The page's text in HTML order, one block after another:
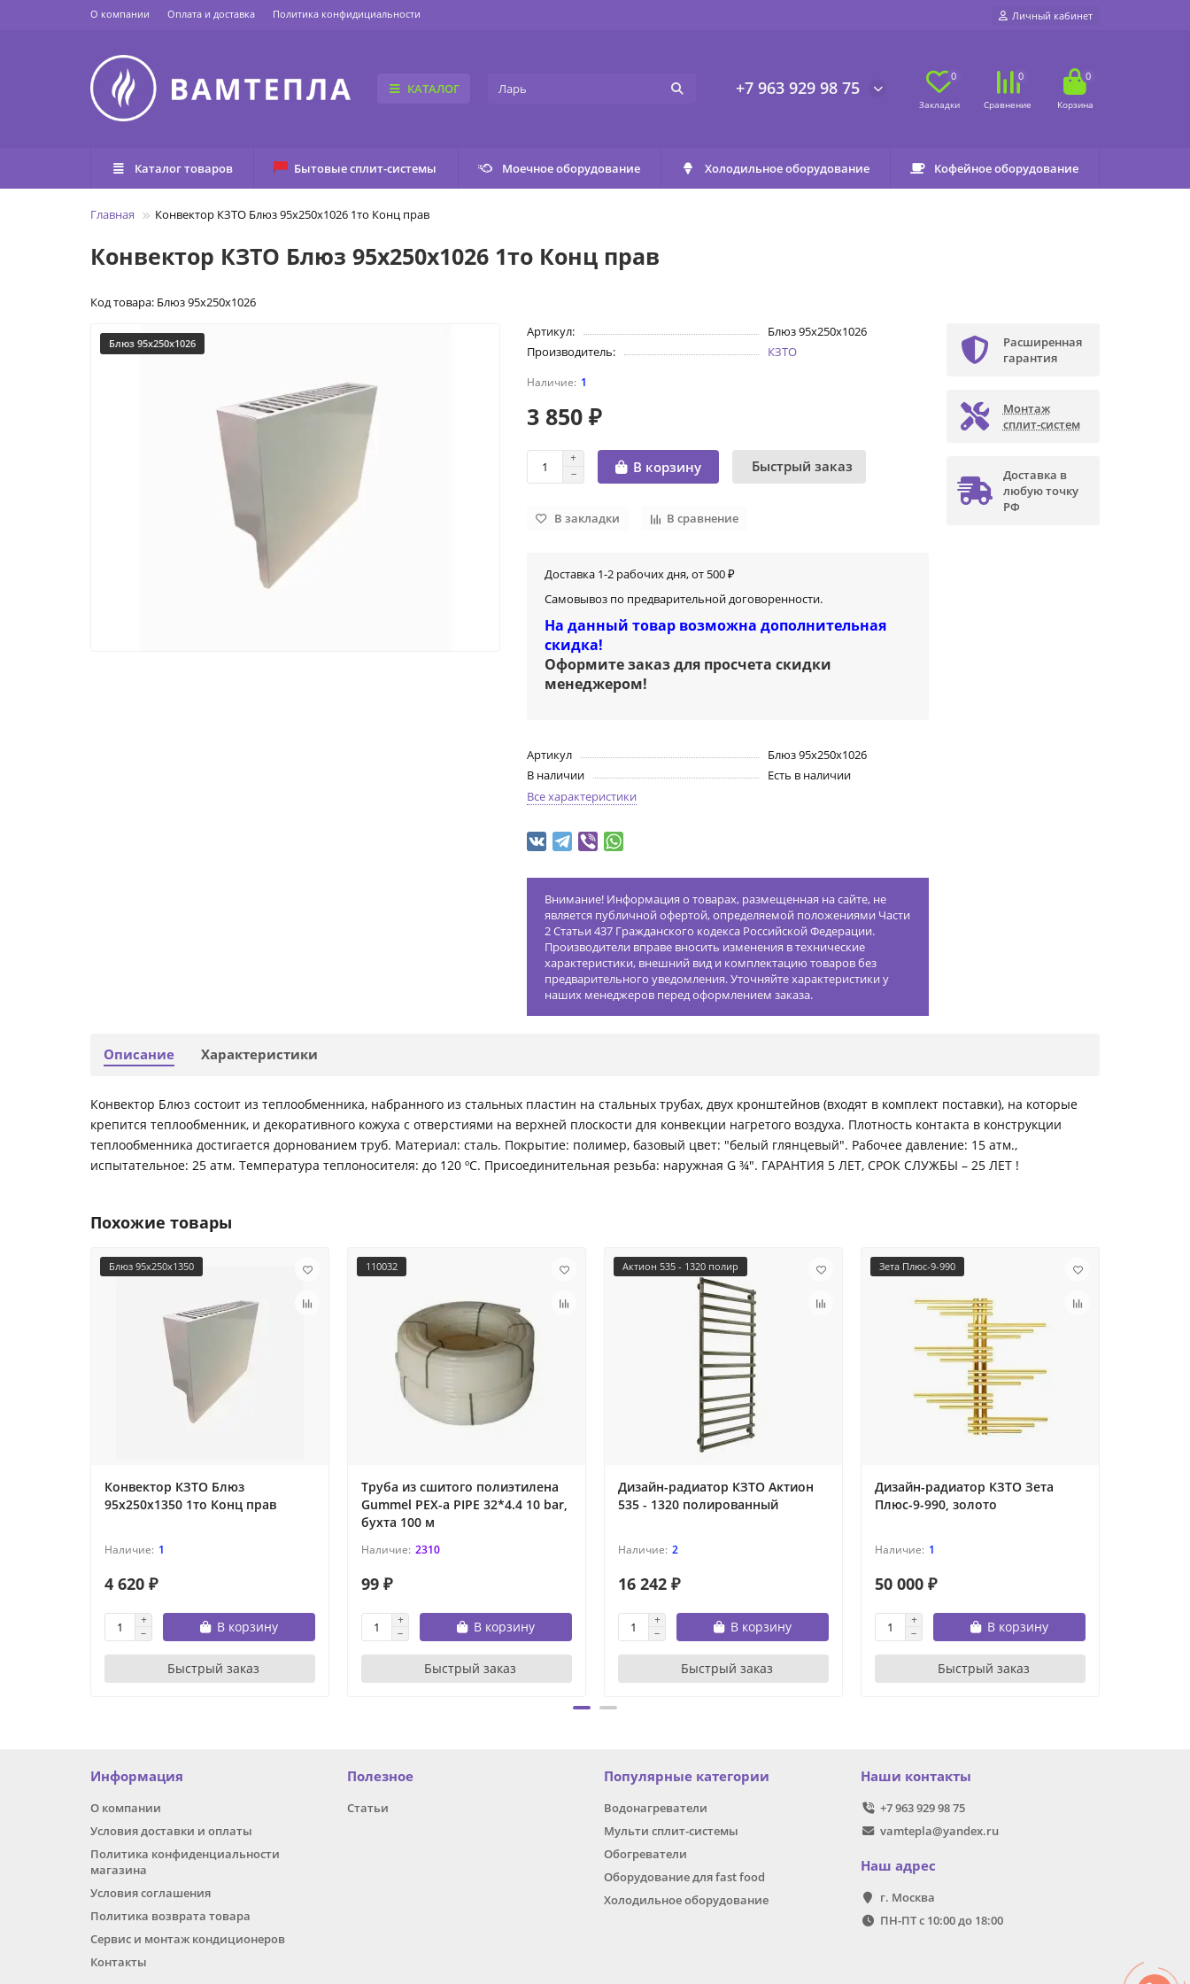
О компании Оплата и доставка Политика конфидициальности Личный кабинет
КАТАЛОГ +7 963 929 98 75
0 0 0
Каталог товаров Бытовые сплит-системы Моечное оборудование Холодильное оборудование Кофейное оборудование
Главная Конвектор КЗТО Блюз 95х250х1026 1то Конц прав
Конвектор КЗТО Блюз 95х250х1026 1то Конц прав
Код товара: Блюз 95х250х1026
Блюз 95х250х1026
Артикул:
Блюз 95х250х1026
Производитель:
КЗТО
1
3 850 ₽
В корзину Быстрый заказ
В закладки В сравнение
Доставка 1-2 рабочих дня, от 500 ₽
Самовывоз по предварительной договоренности.
На данный товар возможна дополнительная
скидка!
Оформите заказ для просчета скидки
менеджером!
Артикул
Блюз 95х250х1026
В наличии
Есть в наличии
Все характеристики
Внимание! Информация о товарах, размещенная на сайте, не
является публичной офертой, определяемой положениями Части
2 Статьи 437 Гражданского кодекса Российской Федерации.
Производители вправе вносить изменения в технические
характеристики, внешний вид и комплектацию товаров без
предварительного уведомления. Уточняйте характеристики у
наших менеджеров перед оформлением заказа.
Расширенная
гарантия
Монтаж
сплит-систем
Доставка в
любую точку
РФ
Описание Характеристики
Конвектор Блюз состоит из теплообменника, набранного из стальных пластин на стальных трубах, двух кронштейнов (входят в комплект поставки), на которые
крепится теплообменник, и декоративного кожуха с отверстиями на верхней плоскости для конвекции нагретого воздуха. Плотность контакта в конструкции
теплообменника достигается дорнованием труб. Материал: сталь. Покрытие: полимер, базовый цвет: "белый глянцевый". Рабочее давление: 15 атм.,
испытательное: 25 атм. Температура теплоносителя: до 120 ºС. Присоединительная резьба: наружная G ¾". ГАРАНТИЯ 5 ЛЕТ, СРОК СЛУЖБЫ – 25 ЛЕТ !
Похожие товары
Блюз 95х250х1350
Конвектор КЗТО Блюз
95х250х1350 1то Конц прав
1
4 620 ₽
В корзину
Быстрый заказ
110032
Труба из сшитого полиэтилена
Gummel PEX-a PIPE 32*4.4 10 bar,
бухта 100 м
2310
99 ₽
В корзину
Быстрый заказ
Актион 535 - 1320 полир
Дизайн-радиатор КЗТО Актион
535 - 1320 полированный
2
16 242 ₽
В корзину
Быстрый заказ
Зета Плюс-9-990
Дизайн-радиатор КЗТО Зета
Плюс-9-990, золото
1
50 000 ₽
В корзину
Быстрый заказ
Информация
О компании
Условия доставки и оплаты
Политика конфиденциальности
магазина
Условия соглашения
Политика возврата товара
Сервис и монтаж кондиционеров
Контакты
Полезное
Статьи
Популярные категории
Водонагреватели
Мульти сплит-системы
Обогреватели
Оборудование для fast food
Холодильное оборудование
Наши контакты
+7 963 929 98 75
vamtepla@yandex.ru
Наш адрес
г. Москва
ПН-ПТ с 10:00 до 18:00